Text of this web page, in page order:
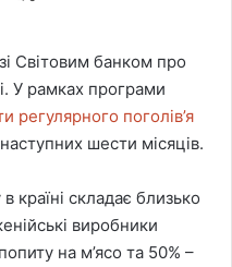
Світовим банком про
У рамках програми
регулярного поголів’я
шести місяців.
країні складає близько
виробники
на м’ясо та 50% –